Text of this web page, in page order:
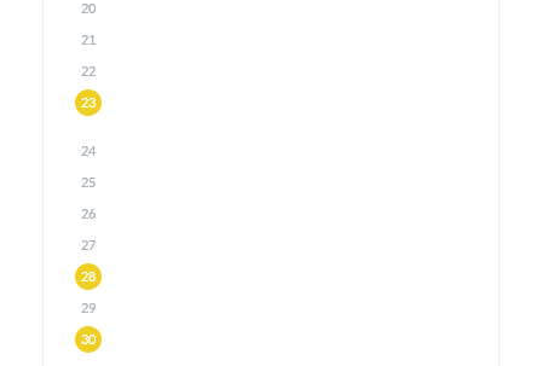
20
21
22
23
24
25
26
27
28
29
30